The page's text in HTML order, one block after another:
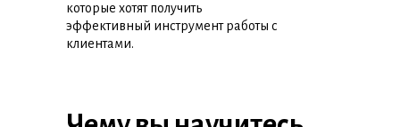
которые хотят получить
эффективный инструмент работы с
клиентами.